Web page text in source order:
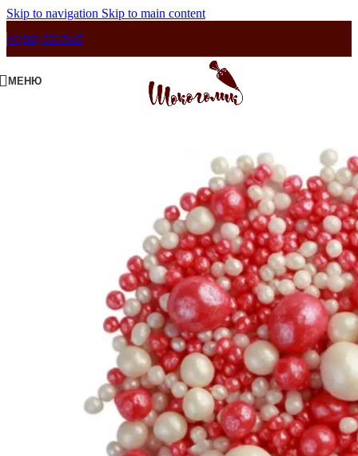
Skip to navigation Skip to main content
+7 (960) 757-70-07
МЕНЮ